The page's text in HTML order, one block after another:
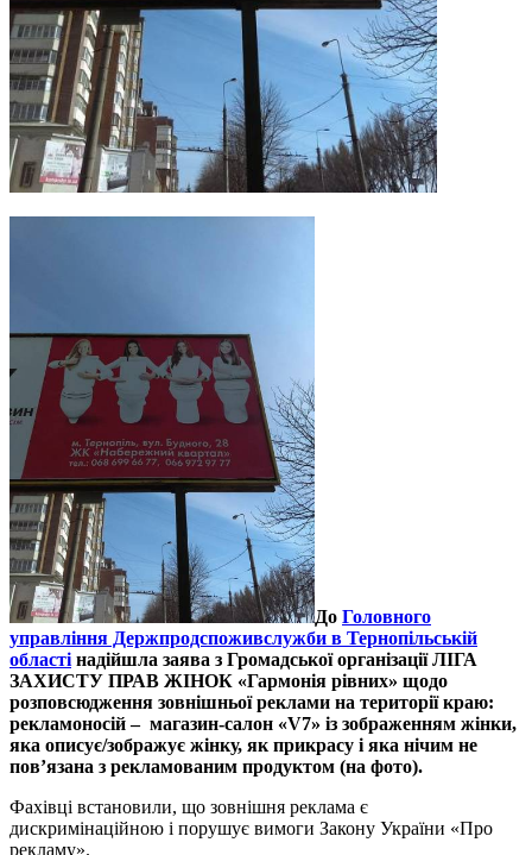
До Головного
управління Держпродспоживслужби в Тернопільській
області надійшла заява з Громадської організації ЛІГА
ЗАХИСТУ ПРАВ ЖІНОК «Гармонія рівних» щодо
розповсюдження зовнішньої реклами на території краю:
рекламоносій – магазин-салон «V7» із зображенням жінки,
яка описує/зображує жінку, як прикрасу і яка нічим не
пов’язана з рекламованим продуктом (на фото).
Фахівці встановили, що зовнішня реклама є
дискримінаційною і порушує вимоги Закону України «Про
рекламу».